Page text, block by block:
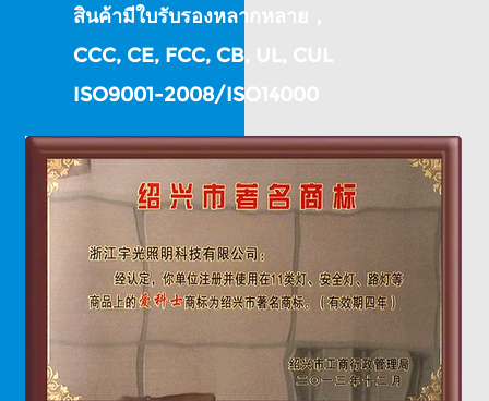
สินค้ามีใบรับรองหลากหลาย，
CCC, CE, FCC, CB, UL, CUL
ISO9001-2008/ISO14000